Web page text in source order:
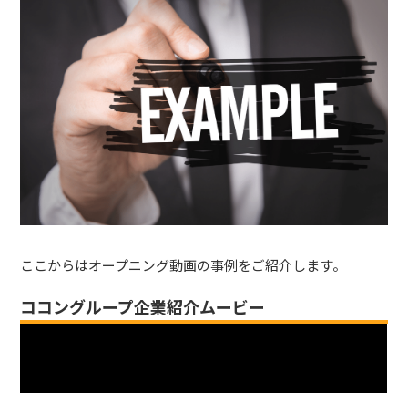
ここからはオープニング動画の事例をご紹介します。
ココングループ企業紹介ムービー